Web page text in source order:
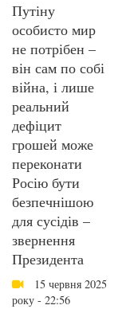
Путіну
особисто мир
не потрібен –
він сам по собі
війна, і лише
реальний
дефіцит
грошей може
переконати
Росію бути
безпечнішою
для сусідів –
звернення
Президента
15 червня 2025
року - 22:56